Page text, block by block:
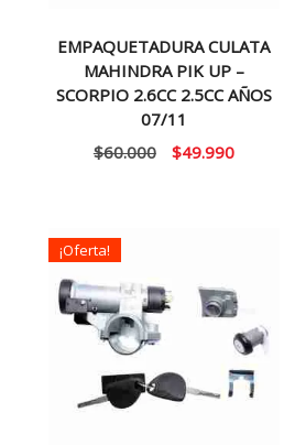
EMPAQUETADURA CULATA
MAHINDRA PIK UP –
SCORPIO 2.6CC 2.5CC AÑOS
07/11
$60.000
El
$49.990El
¡Oferta!